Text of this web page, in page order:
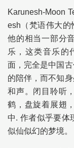
Karunesh-Moon
esh（梵语伟大的
他的相当一部分
乐，这类音乐的
面，完全是中国
的陪伴，而不知
和声。闭目聆听
鹤，盘旋着展翅
中. 作者似乎要体
似仙似幻的梦境。